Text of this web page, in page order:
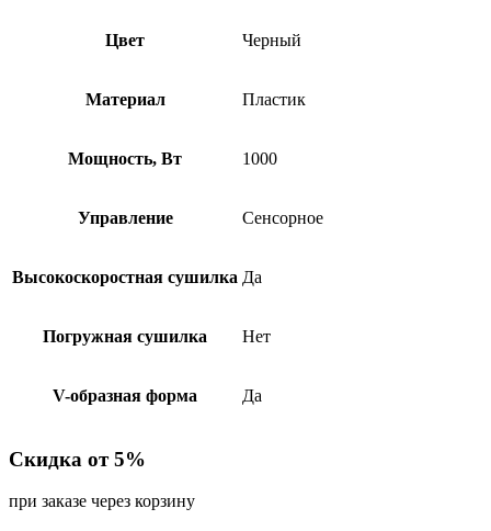
Цвет Черный
Материал Пластик
Мощность, Вт 1000
Управление Сенсорное
Высокоскоростная сушилка Да
Погружная сушилка Нет
V-образная форма Да
Скидка от 5%
при заказе через корзину